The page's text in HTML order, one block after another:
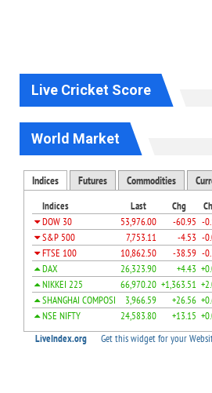
Live Cricket Score
World Market